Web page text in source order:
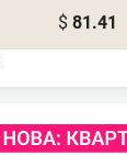
$ 81.41